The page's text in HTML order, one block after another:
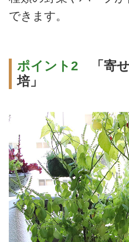
できます。
ポイント2「寄せ
培」